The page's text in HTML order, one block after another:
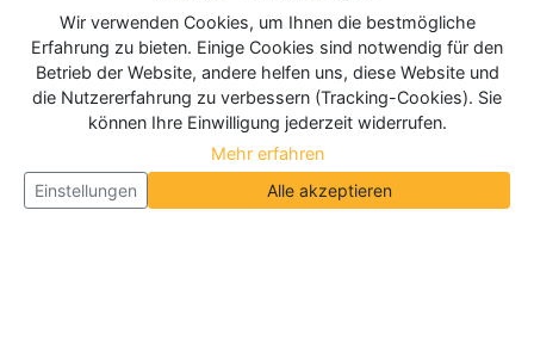
Wir verwenden Cookies, um Ihnen die bestmögliche
Erfahrung zu bieten. Einige Cookies sind notwendig für den
Betrieb der Website, andere helfen uns, diese Website und
die Nutzererfahrung zu verbessern (Tracking-Cookies). Sie
können Ihre Einwilligung jederzeit widerrufen.
Mehr erfahren
Einstellungen
Alle akzeptieren